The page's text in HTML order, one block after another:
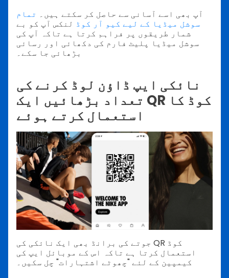
آپ بھی اسے آسانی سے حاصل کر سکتے ہیں۔ تمام
سوشل میڈیا کے لیے کیو آر کوڈ لنکس آپ کو بے
شمار طریقوں پر فراہم کرتا ہے تاکہ آپ کی
سوشل میڈیا پلیٹ فارم کی دکھائی اور رسائی
بڑھائی جا سکے۔
نائکی ایپ ڈاؤن لوڈ کرنے کی
تعداد بڑھائیں ایک QR کوڈ کا
استعمال کرتے ہوئے
جوتے کی برانڈ بھی ایک نائکی کی QR کوڈ
استعمال کرتا ہے تاکہ اس کے موبائل ایپ کی
کیمپین کے لئے "چھوٹے اشتہارات" چل سکیں۔